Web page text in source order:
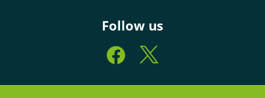
Follow us